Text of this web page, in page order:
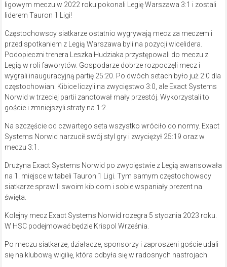
ligowym meczu w 2022 roku pokonali Legię Warszawa 3:1 i zostali
liderem Tauron 1 Ligi!
Częstochowscy siatkarze ostatnio wygrywają mecz za meczem i
przed spotkaniem z Legią Warszawa byli na pozycji wicelidera.
Podopieczni trenera Leszka Hudziaka przystępowali do meczu z
Legią w roli faworytów. Gospodarze dobrze rozpoczęli mecz i
wygrali inauguracyjną partię 25:20. Po dwóch setach było już 2:0 dla
częstochowian. Kibice liczyli na zwycięstwo 3:0, ale Exact Systems
Norwid w trzeciej partii zanotował mały przestój. Wykorzystali to
goście i zmniejszyli straty na 1:2.
Na szczęście od czwartego seta wszystko wróciło do normy. Exact
Systems Norwid narzucił swój styl gry i zwyciężył 25:19 oraz w
meczu 3:1.
Drużyna Exact Systems Norwid po zwycięstwie z Legią awansowała
na 1. miejsce w tabeli Tauron 1 Ligi. Tym samym częstochowscy
siatkarze sprawili swoim kibicom i sobie wspaniały prezent na
święta.
Kolejny mecz Exact Systems Norwid rozegra 5 stycznia 2023 roku.
W HSC podejmować będzie Krispol Września.
Po meczu siatkarze, działacze, sponsorzy i zaproszeni goście udali
się na klubową wigilię, która odbyła się w radosnych nastrojach.